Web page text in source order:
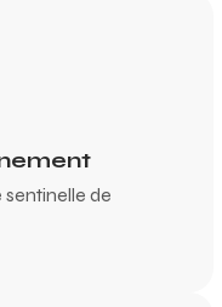
sentinelle de